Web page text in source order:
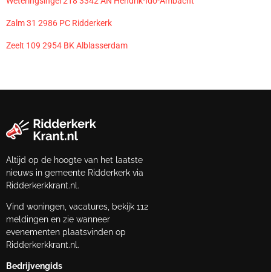
Zalm 31 2986 PC Ridderkerk
Zeelt 109 2954 BK Alblasserdam
Altijd op de hoogte van het laatste
nieuws in gemeente Ridderkerk via
Ridderkerkkrant.nl.
Vind woningen, vacatures, bekijk 112
meldingen en zie wanneer
evenementen plaatsvinden op
Ridderkerkkrant.nl.
Bedrijvengids